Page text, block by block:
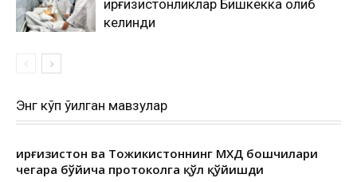
қирғизистонликлар Бишкекка олиб
келинди
Энг кўп ўқилган мавзулар
Қирғизистон ва Тожикистоннинг МХДҚ бошчилари
чегара бўйича протоколга қўл қўйишди